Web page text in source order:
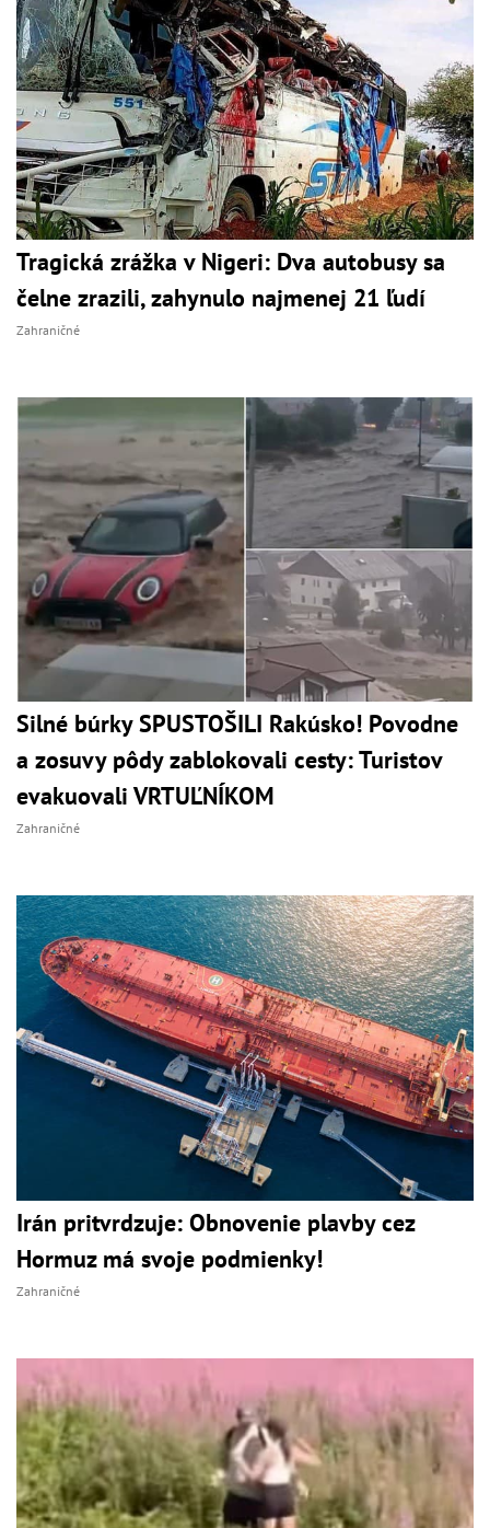
Tragická zrážka v Nigeri: Dva autobusy sa
čelne zrazili, zahynulo najmenej 21 ľudí
Zahraničné
Silné búrky SPUSTOŠILI Rakúsko! Povodne
a zosuvy pôdy zablokovali cesty: Turistov
evakuovali VRTUĽNÍKOM
Zahraničné
Irán pritvrdzuje: Obnovenie plavby cez
Hormuz má svoje podmienky!
Zahraničné